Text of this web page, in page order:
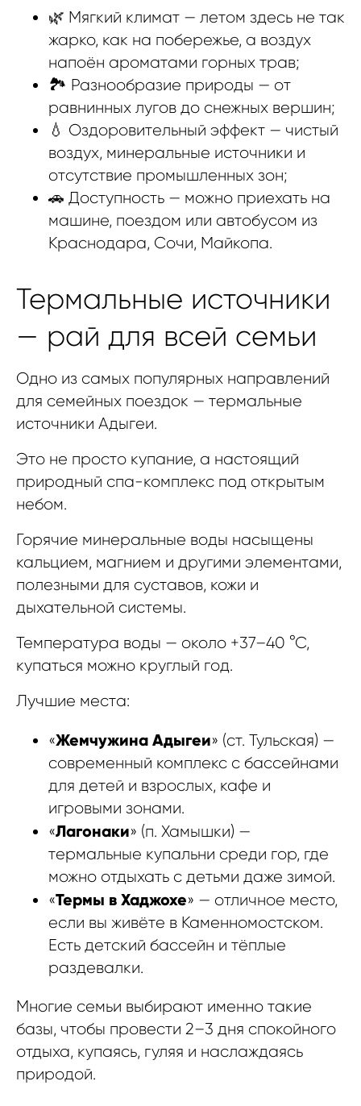
🌿 Мягкий климат — летом здесь не так
жарко, как на побережье, а воздух
напоён ароматами горных трав;
🏞️ Разнообразие природы — от
равнинных лугов до снежных вершин;
💧 Оздоровительный эффект — чистый
воздух, минеральные источники и
отсутствие промышленных зон;
🚗 Доступность — можно приехать на
машине, поездом или автобусом из
Краснодара, Сочи, Майкопа.
Термальные источники
— рай для всей семьи
Одно из самых популярных направлений
для семейных поездок — термальные
источники Адыгеи.
Это не просто купание, а настоящий
природный спа-комплекс под открытым
небом.
Горячие минеральные воды насыщены
кальцием, магнием и другими элементами,
полезными для суставов, кожи и
дыхательной системы.
Температура воды — около +37–40 °С,
купаться можно круглый год.
Лучшие места:
«Жемчужина Адыгеи» (ст. Тульская) —
современный комплекс с бассейнами
для детей и взрослых, кафе и
игровыми зонами.
«Лагонаки» (п. Хамышки) —
термальные купальни среди гор, где
можно отдыхать с детьми даже зимой.
«Термы в Хаджохе» — отличное место,
если вы живёте в Каменномостском.
Есть детский бассейн и тёплые
раздевалки.
Многие семьи выбирают именно такие
базы, чтобы провести 2–3 дня спокойного
отдыха, купаясь, гуляя и наслаждаясь
природой.